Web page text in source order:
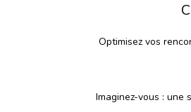
Optimisez vos
Imaginez-vous : une